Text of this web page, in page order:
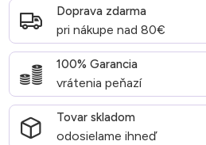
Doprava zdarma
pri nákupe nad 80€
100% Garancia
vrátenia peňazí
Tovar skladom
odosielame ihneď